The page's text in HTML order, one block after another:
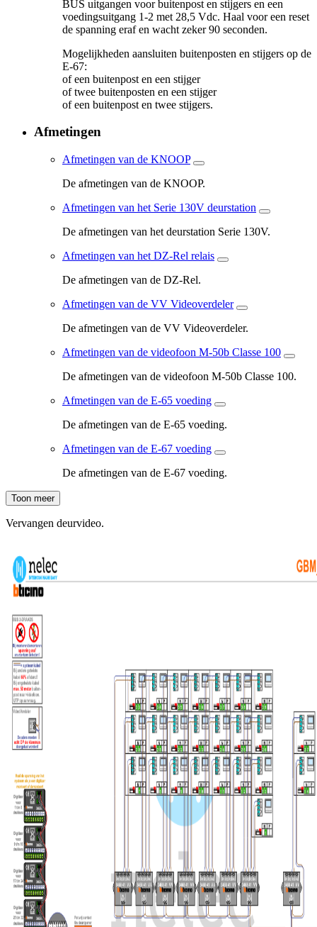
BUS uitgangen voor buitenpost en stijgers en een
voedingsuitgang 1-2 met 28,5 Vdc. Haal voor een reset
de spanning eraf en wacht zeker 90 seconden.
Mogelijkheden aansluiten buitenposten en stijgers op de
E-67:
of een buitenpost en een stijger
of twee buitenposten en een stijger
of een buitenpost en twee stijgers.
Afmetingen
Afmetingen van de KNOOP
De afmetingen van de KNOOP.
Afmetingen van het Serie 130V deurstation
De afmetingen van het deurstation Serie 130V.
Afmetingen van het DZ-Rel relais
De afmetingen van de DZ-Rel.
Afmetingen van de VV Videoverdeler
De afmetingen van de VV Videoverdeler.
Afmetingen van de videofoon M-50b Classe 100
De afmetingen van de videofoon M-50b Classe 100.
Afmetingen van de E-65 voeding
De afmetingen van de E-65 voeding.
Afmetingen van de E-67 voeding
De afmetingen van de E-67 voeding.
Toon meer
Vervangen deurvideo.